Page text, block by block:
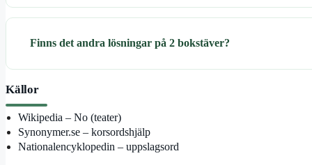
Finns det andra lösningar på 2 bokstäver?
Källor
Wikipedia – No (teater)
Synonymer.se – korsordshjälp
Nationalencyklopedin – uppslagsord